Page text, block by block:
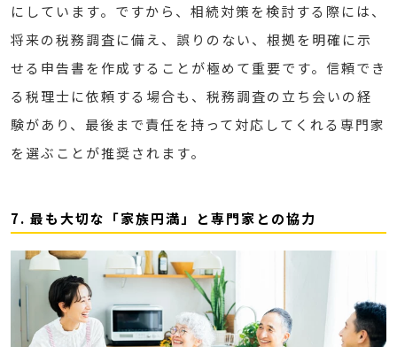
にしています。ですから、相続対策を検討する際には、
将来の税務調査に備え、誤りのない、根拠を明確に示
せる申告書を作成することが極めて重要です。信頼でき
る税理士に依頼する場合も、税務調査の立ち会いの経
験があり、最後まで責任を持って対応してくれる専門家
を選ぶことが推奨されます。
7. 最も大切な「家族円満」と専門家との協力